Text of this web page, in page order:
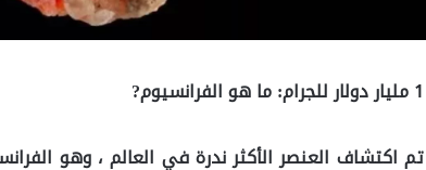
1 مليار دولار للجرام: ما هو الفرانسيوم?